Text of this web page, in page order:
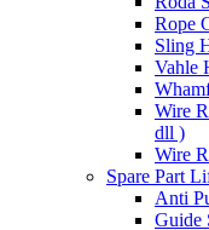
Rope
Sling
Vahle
Wire
dll )
Wire
Spare Part
Anti
Guide